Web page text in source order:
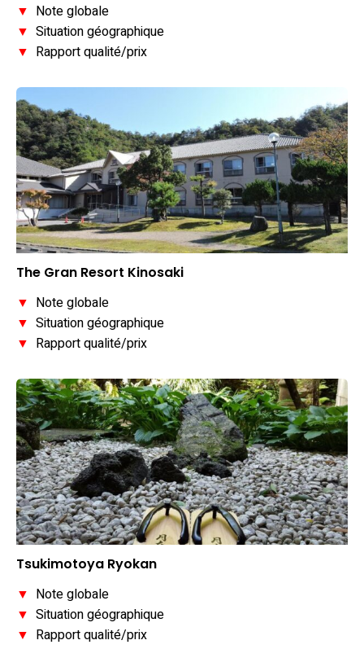
▼ Note globale
▼ Situation géographique
▼ Rapport qualité/prix
The Gran Resort Kinosaki
▼ Note globale
▼ Situation géographique
▼ Rapport qualité/prix
Tsukimotoya Ryokan
▼ Note globale
▼ Situation géographique
▼ Rapport qualité/prix